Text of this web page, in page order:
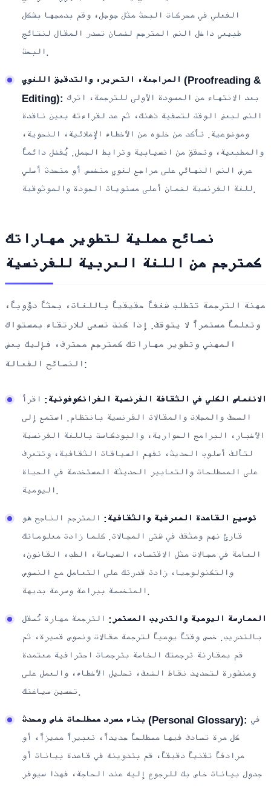
الفعلي في محركات البحث مثل جوجل، وقم بدمجها بشكل
طبيعي داخل النص المترجم لضمان تصدر المقال لنتائج
البحث.
المراجعة، التحرير، والتدقيق اللغوي (Proofreading &
Editing):
النص لبعض الوقت لتصفية ذهنك، ثم عد لقراءته بعين ناقدة
وموضوعية. تأكد من خلوه من الأخطاء الإملائية، النحوية،
والمطبعية، وتحقق من انسيابية وترابط الجمل. يُفضل دائماً
عرض النص النهائي على مراجع لغوي متخصص أو متحدث أصلي
للغة الفرنسية لضمان أعلى مستويات الجودة والموثوقية.
نصائح عملية لتطوير مهاراتك
كمترجم من اللغة العربية للفرنسية
مهنة الترجمة تتطلب شغفاً حقيقياً باللغات، بحثاً دؤوباً،
وتعلماً مستمراً لا يتوقف. إذا كنت تسعى للارتقاء بمستواك
المهني وتطوير مهاراتك كمترجم محترف، فإليك بعض
النصائح الفعالة:
الانغماس الكلي في الثقافة الفرنسية الفرانكوفونية: اقرأ
الصحف والمجلات والمقالات الفرنسية بانتظام. استمع إلى
الأخبار، البرامج الحوارية، والبودكاست باللغة الفرنسية
لتألف أسلوب الحديث، تفهم السياقات الثقافية، وتتعرف
على المصطلحات والتعابير الحديثة المستخدمة في الحياة
اليومية.
توسيع القاعدة المعرفية والثقافية: المترجم الناجح هو
قارئ نهم ومثقف في شتى المجالات. كلما زادت معلوماتك
العامة في مجالات مثل الاقتصاد، السياسة، الطب، القانون،
والتكنولوجيا، زادت قدرتك على التعامل مع النصوص
المتخصصة ببراعة وسرعة بديهة.
الممارسة اليومية والتدريب المستمر: الترجمة مهارة تُصقل
بالتدريب. خصص وقتاً يومياً لترجمة مقالات ونصوص قصيرة، ثم
قم بمقارنة ترجمتك الخاصة بترجمات احترافية معتمدة
ومنشورة لتحديد نقاط الضعف، تحليل الأخطاء، والعمل على
تحسين صياغتك.
بناء مسرد مصطلحات خاص ومحدث (Personal Glossary):
كل مرة تصادف فيها مصطلحاً جديداً، تعبيراً مميزاً، أو
مرادفاً تقنياً دقيقاً، قم بتدوينه في قاعدة بيانات أو
جدول بيانات خاص بك للرجوع إليه عند الحاجة، فهذا سيوفر